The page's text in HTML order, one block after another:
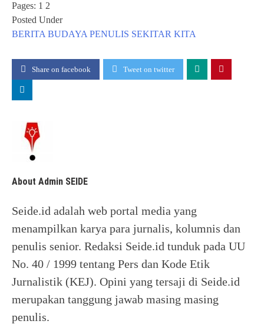
Pages: 1 2
Posted Under
BERITA BUDAYA PENULIS SEKITAR KITA
Share on facebook Tweet on twitter
About Admin SEIDE
Seide.id adalah web portal media yang
menampilkan karya para jurnalis, kolumnis dan
penulis senior. Redaksi Seide.id tunduk pada UU
No. 40 / 1999 tentang Pers dan Kode Etik
Jurnalistik (KEJ). Opini yang tersaji di Seide.id
merupakan tanggung jawab masing masing
penulis.